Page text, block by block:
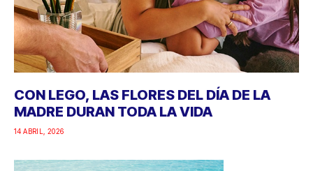
CON LEGO, LAS FLORES DEL DÍA DE LA
MADRE DURAN TODA LA VIDA
14 ABRIL, 2026